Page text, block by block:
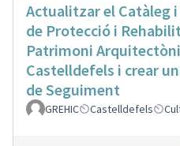
Actualitzar el Catàleg i
de Protecció i
Patrimoni
Castelldefels i crear
de Seguiment
GREHIC Castelldefels